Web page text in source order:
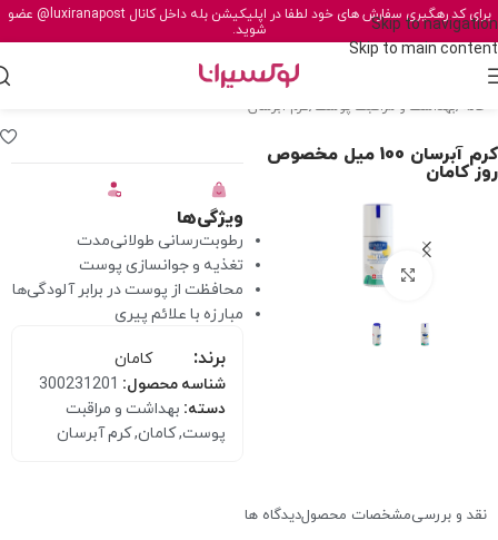
Skip to navigation
Skip to main content
برای کد رهگیری سفارش های خود لطفا در اپلیکیشن بله داخل کانال@luxiranapost عضو
شوید.
خانه /بهداشت و مراقبت پوست /کرم آبرسان
کرم آبرسان 100 میل مخصوص
روز کامان
برای بزرگنمایی کلیک کنید
ویژگی‌ها
رطوبت‌رسانی طولانی‌مدت
تغذیه و جوانسازی پوست
محافظت از پوست در برابر آلودگی‌ها
مبارزه با علائم پیری
برند:
کامان
شناسه محصول: 300231201
دسته: بهداشت و مراقبت
پوست,کامان,کرم آبرسان
نقد و بررسیمشخصات محصولدیدگاه ها